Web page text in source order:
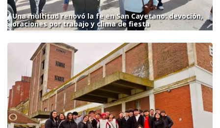
Una multitud renovó la fe en San Cayetano: devoción,
oraciones por trabajo y clima de fiesta